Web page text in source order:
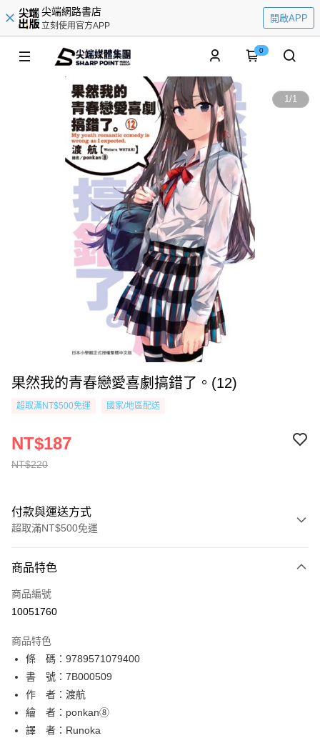
尖端網路書店
立刻使用官方APP
開啟APP
0
1/1
果然我的青春戀愛喜劇搞錯了。(12)
超取滿NT$500免運 國家/地區配送
NT$220
NT$187
付款與運送方式
超取滿NT$500免運
信用卡一次付款
超商取貨付款
相關說明
【關於「AFTEE先享後付」】
AFTEE先享後付是「在收到商品之後才付款」的支付方式。 讓您購物簡單
便利好安心！
１．簡單：不需註冊會員、不需綁卡、不需儲值。
２．便利：只要手機號碼，簡訊認證，即可結帳。
３．安心：先確認商品／服務後，再付款。
ATM付款
運送方式
全家取貨付款
商品特色
商品編號
10051760
商品特色
條 碼：9789571079400
書 號：7B000509
作 者：渡航
繪 者：ponkan⑧
譯 者：Runoka